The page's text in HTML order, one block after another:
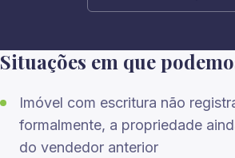
Situações em que
Imóvel com escritura não
formalmente, a propriedade
do vendedor anterior